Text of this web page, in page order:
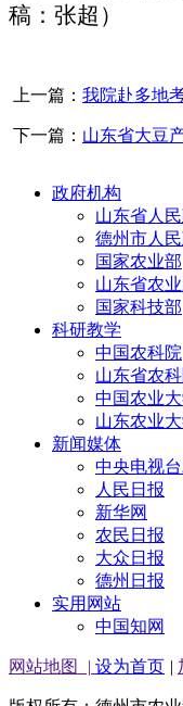
稿：张超）
上一篇： 我院赴多地
下一篇： 山东省大豆
政府机构
山东省人
德州市人
国家农业部
山东省农
国家科技部
科研教学
中国农科院
山东省农
中国农业
山东农业
新闻媒体
中央电视
人民日报
新华网
农民日报
大众日报
德州日报
实用网站
中国知网
网站地图 | 设为首页 |